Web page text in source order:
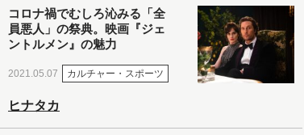
コロナ禍でむしろ沁みる「全
員悪人」の祭典。映画『ジェ
ントルメン』の魅力
2021.05.07 カルチャー・スポーツ
ヒナタカ